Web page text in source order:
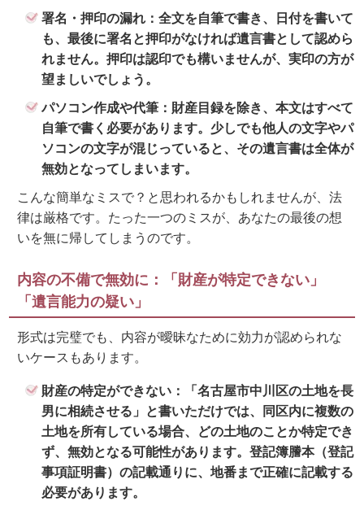
署名・押印の漏れ：全文を自筆で書き、日付を書いて
も、最後に署名と押印がなければ遺言書として認めら
れません。押印は認印でも構いませんが、実印の方が
望ましいでしょう。
パソコン作成や代筆： 財産目録を除き、本文はすべて
自筆で書く必要があります。少しでも他人の文字やパ
ソコンの文字が混じっていると、その遺言書は全体が
無効となってしまいます。
こんな簡単なミスで？と思われるかもしれませんが、法
律は厳格です。たった一つのミスが、あなたの最後の想
いを無に帰してしまうのです。
内容の不備で無効に：「財産が特定できない」
「遺言能力の疑い」
形式は完璧でも、内容が曖昧なために効力が認められな
いケースもあります。
財産の特定ができない：
「名古屋市中川区の土地を長
男に相続させる」と書いただけでは、同区内に複数の
土地を所有している場合、どの土地のことか特定でき
ず、無効となる可能性があります。登記簿謄本（登記
事項証明書）の記載通りに、地番まで正確に記載する
必要があります。